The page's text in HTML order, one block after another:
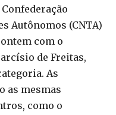
Autônomos (CNTA)
com o
de Freitas,
As
as mesmas
como o